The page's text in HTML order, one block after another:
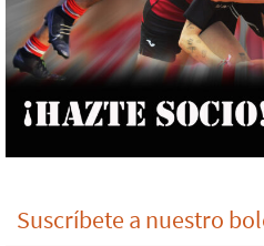
Suscríbete a nuestro